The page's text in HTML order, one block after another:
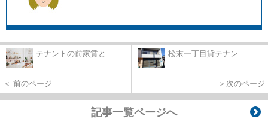
テナントの前家賃と...
＜ 前のページ
松末一丁目貸テナン...
＞次のページ
記事一覧ページへ